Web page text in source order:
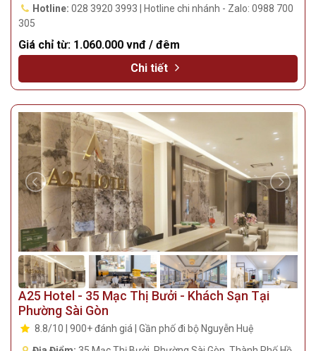
Hotline: 028 3920 3993 | Hotline chi nhánh - Zalo: 0988 700
305
Giá chỉ từ: 1.060.000 vnđ / đêm
Chi tiết
A25 Hotel - 35 Mạc Thị Bưởi - Khách Sạn Tại
Phường Sài Gòn
8.8/10 | 900+ đánh giá | Gần phố đi bộ Nguyễn Huệ